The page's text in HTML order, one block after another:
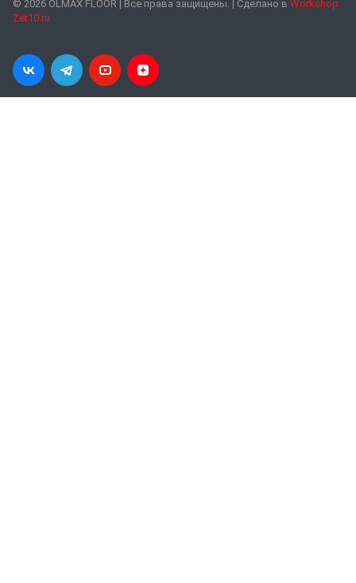
© 2026 OLMAX FLOOR | Все права защищены. | Сделано в Workshop
Zet10.ru